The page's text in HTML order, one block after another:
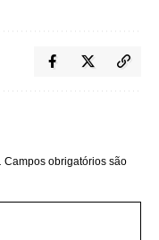
Campos obrigatórios são